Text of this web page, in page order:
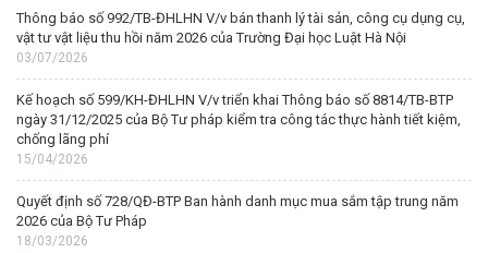
Thông báo số 992/TB-ĐHLHN V/v bán thanh lý tài sản, công cụ dụng cụ,
vật tư vật liệu thu hồi năm 2026 của Trường Đại học Luật Hà Nội
03/07/2026
Kế hoạch số 599/KH-ĐHLHN V/v triển khai Thông báo số 8814/TB-BTP
ngày 31/12/2025 của Bộ Tư pháp kiểm tra công tác thực hành tiết kiệm,
chống lãng phí
15/04/2026
Quyết định số 728/QĐ-BTP Ban hành danh mục mua sắm tập trung năm
2026 của Bộ Tư Pháp
18/03/2026